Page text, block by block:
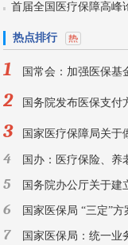
首届全国医疗保障高峰
热点排行
1 国常会：加强医保基
2 国务院发布医保支付
3 国家医疗保障局关于
4 国办：医疗保险、养
5 国务院办公厅关于建
6 国家医保局 “三定”方
7 国家医保局：统一